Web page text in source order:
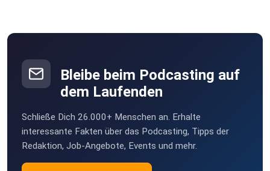
Bleibe beim Podcasting auf
dem Laufenden
Schließe Dich 26.000+ Menschen an. Erhalte
interessante Fakten über das Podcasting, Tipps der
Redaktion, Job-Angebote, Events und mehr.